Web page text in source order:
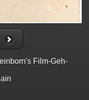
Film-Geh-